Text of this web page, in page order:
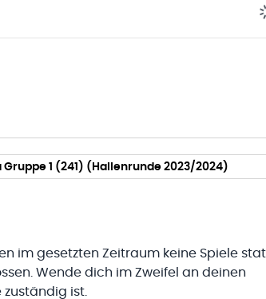
Gruppe 1 (241) (Hallenrunde 2023/2024)
im gesetzten Zeitraum keine Spiele
Wende dich im Zweifel an deinen
zuständig ist.